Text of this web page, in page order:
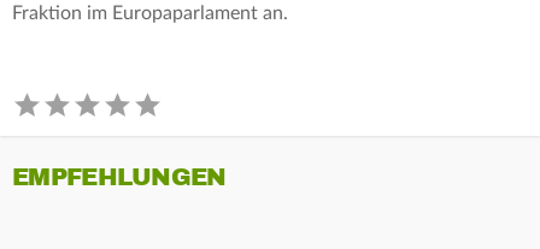
Fraktion im Europaparlament an.
EMPFEHLUNGEN